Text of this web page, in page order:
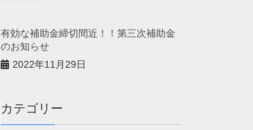
有効な補助金締切間近！！第三次補助金
のお知らせ
2022年11月29日
カテゴリー